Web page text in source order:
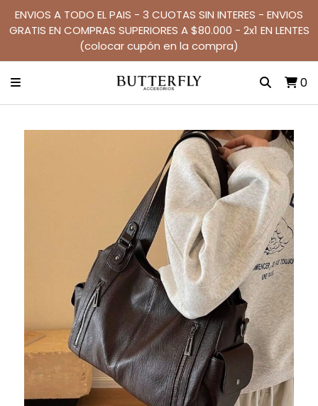
ENVIOS A TODO EL PAIS - 3 CUOTAS SIN INTERES - ENVIOS
GRATIS EN COMPRAS SUPERIORES A $80.000 - 2x1 EN LENTES
(colocar cupón en la compra)
0